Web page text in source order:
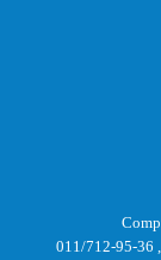
011/712-95-36 ,